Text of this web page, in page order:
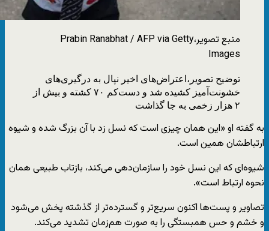
منبع تصویر،Prabin Ranabhat / AFP via Getty
Images
توضیح تصویر،اعتراض‌های اخیر نپال به درگیری‌های
خشونت‌آمیز کشیده شد و دست‌کم ۷۰ کشته و بیش از
۲ هزار زخمی به جا گذاشت
به گفته او «این همان چیزی است که نسل زد با آن بزرگ شده و شیوه
ارتباطشان همین است.
شیوه‌ای که این نسل خود را سازمان‌دهی می‌کند، بازتاب طبیعی همان
نحوه ارتباط است».
تصاویر و پست‌ها اکنون سریع‌تر و گسترده‌تر از گذشته پخش می‌شود
و خشم و حس همبستگی را به صورت هم‌زمان تشدید می‌کند.